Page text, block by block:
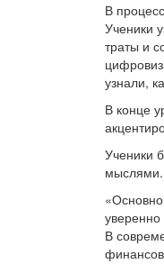
В
Ученики
траты и
узнали,
В конце
Ученики
мыслями.
В